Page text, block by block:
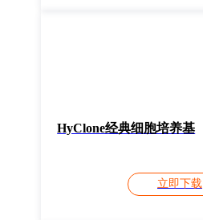
HyClone经典细胞培养基
立即下载